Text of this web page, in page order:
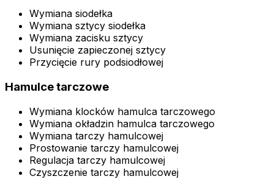
Wymiana siodełka
Wymiana sztycy siodełka
Wymiana zacisku sztycy
Usunięcie zapieczonej sztycy
Przycięcie rury podsiodłowej
Hamulce tarczowe
Wymiana klocków hamulca tarczowego
Wymiana okładzin hamulca tarczowego
Wymiana tarczy hamulcowej
Prostowanie tarczy hamulcowej
Regulacja tarczy hamulcowej
Czyszczenie tarczy hamulcowej